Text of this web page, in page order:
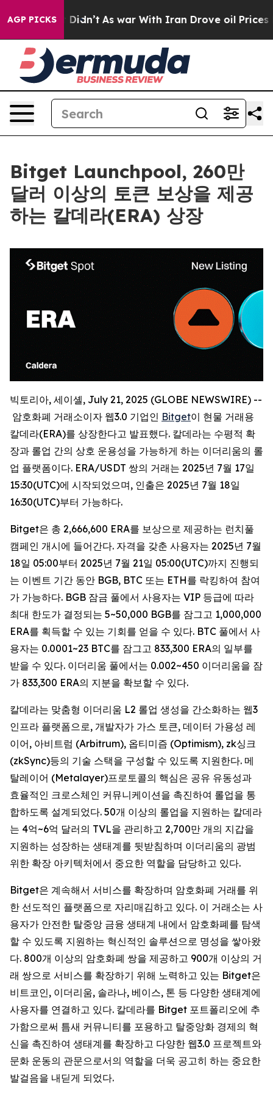
AGP PICKS
it Didn’t As war With Iran Drove oil Prices
Bitget Launchpool, 260만
달러 이상의 토큰 보상을 제공
하는 칼데라(ERA) 상장
빅토리아, 세이셸, July 21, 2025 (GLOBE NEWSWIRE) --
암호화폐 거래소이자 웹3.0 기업인 Bitget이 현물 거래용
칼데라(ERA)를 상장한다고 발표했다. 칼데라는 수평적 확
장과 롤업 간의 상호 운용성을 가능하게 하는 이더리움의 롤
업 플랫폼이다. ERA/USDT 쌍의 거래는 2025년 7월 17일
15:30(UTC)에 시작되었으며, 인출은 2025년 7월 18일
16:30(UTC)부터 가능하다.
Bitget은 총 2,666,600 ERA를 보상으로 제공하는 런치풀
캠페인 개시에 들어간다. 자격을 갖춘 사용자는 2025년 7월
18일 05:00부터 2025년 7월 21일 05:00(UTC)까지 진행되
는 이벤트 기간 동안 BGB, BTC 또는 ETH를 락킹하여 참여
가 가능하다. BGB 잠금 풀에서 사용자는 VIP 등급에 따라
최대 한도가 결정되는 5~50,000 BGB를 잠그고 1,000,000
ERA를 획득할 수 있는 기회를 얻을 수 있다. BTC 풀에서 사
용자는 0.0001~23 BTC를 잠그고 833,300 ERA의 일부를
받을 수 있다. 이더리움 풀에서는 0.002~450 이더리움을 잠
가 833,300 ERA의 지분을 확보할 수 있다.
칼데라는 맞춤형 이더리움 L2 롤업 생성을 간소화하는 웹3
인프라 플랫폼으로, 개발자가 가스 토큰, 데이터 가용성 레
이어, 아비트럼 (Arbitrum), 옵티미즘 (Optimism), zk싱크
(zkSync)등의 기술 스택을 구성할 수 있도록 지원한다. 메
탈레이어 (Metalayer)프로토콜의 핵심은 공유 유동성과
효율적인 크로스체인 커뮤니케이션을 촉진하여 롤업을 통
합하도록 설계되었다. 50개 이상의 롤업을 지원하는 칼데라
는 4억~6억 달러의 TVL을 관리하고 2,700만 개의 지갑을
지원하는 성장하는 생태계를 뒷받침하며 이더리움의 광범
위한 확장 아키텍처에서 중요한 역할을 담당하고 있다.
Bitget은 계속해서 서비스를 확장하며 암호화폐 거래를 위
한 선도적인 플랫폼으로 자리매김하고 있다. 이 거래소는 사
용자가 안전한 탈중앙 금융 생태계 내에서 암호화폐를 탐색
할 수 있도록 지원하는 혁신적인 솔루션으로 명성을 쌓아왔
다. 800개 이상의 암호화폐 쌍을 제공하고 900개 이상의 거
래 쌍으로 서비스를 확장하기 위해 노력하고 있는 Bitget은
비트코인, 이더리움, 솔라나, 베이스, 톤 등 다양한 생태계에
사용자를 연결하고 있다. 칼데라를 Bitget 포트폴리오에 추
가함으로써 틈새 커뮤니티를 포용하고 탈중앙화 경제의 혁
신을 촉진하여 생태계를 확장하고 다양한 웹3.0 프로젝트와
문화 운동의 관문으로서의 역할을 더욱 공고히 하는 중요한
발걸음을 내딛게 되었다.